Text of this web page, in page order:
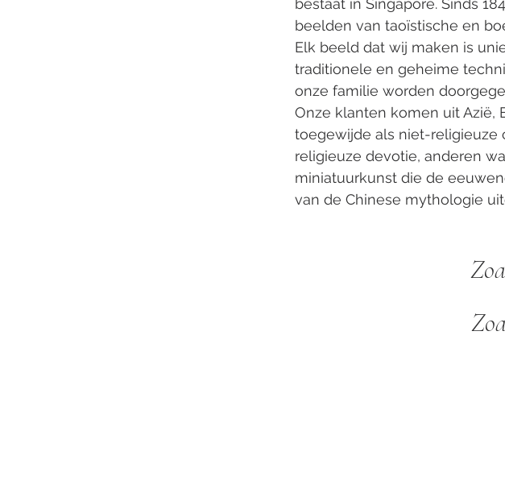
bestaat in Singapore. Sinds
beelden van taoïstische en
Elk beeld dat wij maken is
traditionele en geheime
onze familie worden
Onze klanten komen uit Azië,
toegewijde als niet-religieuze
religieuze devotie, anderen
miniatuurkunst die de
van de Chinese mythologie